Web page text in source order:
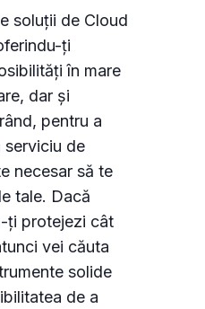
soluții de Cloud
ți
în mare
dar și
pentru a
serviciu de
necesar să te
tale. Dacă
ți protejezi cât
vei căuta
solide
de a